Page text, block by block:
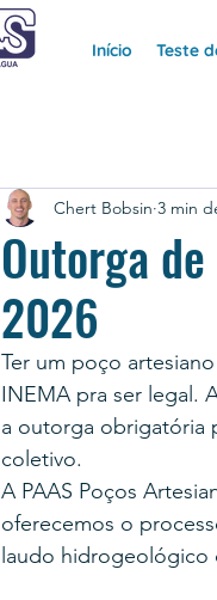
Início Teste
Outorga
2026
Chert Bobsin 3 min
Ter um poço
INEMA pra ser legal.
a outorga obrigatória
coletivo.
A PAAS Poços
oferecemos o
laudo hidrogeológico